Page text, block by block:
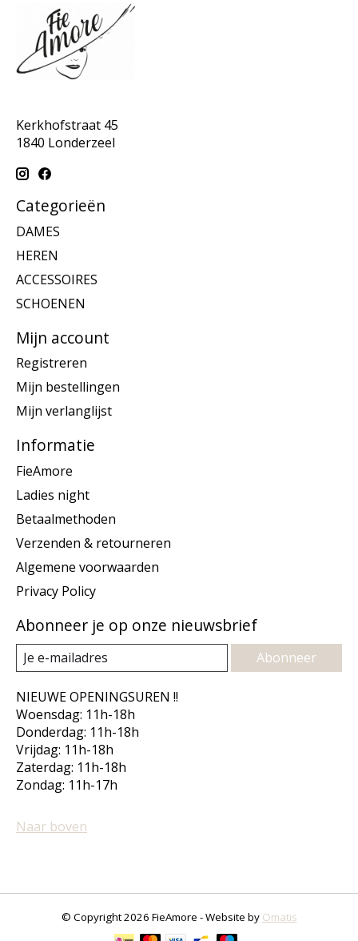
Kerkhofstraat 45
1840 Londerzeel
Categorieën
DAMES
HEREN
ACCESSOIRES
SCHOENEN
Mijn account
Registreren
Mijn bestellingen
Mijn verlanglijst
Informatie
FieAmore
Ladies night
Betaalmethoden
Verzenden & retourneren
Algemene voorwaarden
Privacy Policy
Abonneer je op onze nieuwsbrief
Abonneer
NIEUWE OPENINGSUREN !!
Woensdag: 11h-18h
Donderdag: 11h-18h
Vrijdag: 11h-18h
Zaterdag: 11h-18h
Zondag: 11h-17h
Naar boven
© Copyright 2026 FieAmore - Website by Omatis